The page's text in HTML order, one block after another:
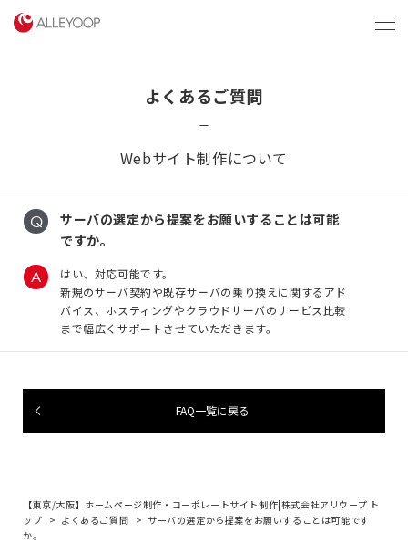
よくあるご質問
Webサイト制作について
サーバの選定から提案をお願いすることは可能
ですか。
はい、対応可能です。
新規のサーバ契約や既存サーバの乗り換えに関するアド
バイス、ホスティングやクラウドサーバのサービス比較
まで幅広くサポートさせていただきます。
FAQ一覧に戻る
【東京/大阪】ホームページ制作・コーポレートサイト制作|株式会社アリウープ ト
ップ
よくあるご質問
サーバの選定から提案をお願いすることは可能です
か。